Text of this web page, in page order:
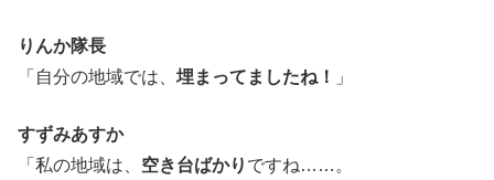
りんか隊長
「自分の地域では、 埋まってましたね！ 」
すずみあすか
「私の地域は、 空き台ばかり ですね……。